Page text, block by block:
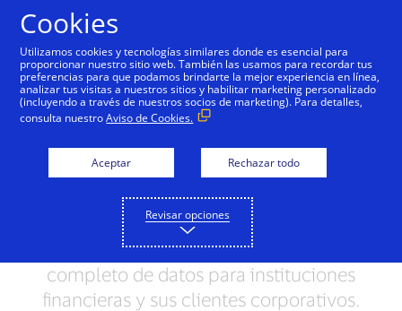
NOTAS DE PRENSA
Visa B2B Connect se
lanza mundialmente
La red de pagos transfronterizos de
negocio a negocio, primera en su tipo,
agiliza los pagos y brinda un conjunto
completo de datos para instituciones
financieras y sus clientes corporativos.
Cookies
Utilizamos cookies y tecnologías similares donde es esencial para
proporcionar nuestro sitio web. También las usamos para recordar tus
preferencias para que podamos brindarte la mejor experiencia en línea,
analizar tus visitas a nuestros sitios y habilitar marketing personalizado
(incluyendo a través de nuestros socios de marketing). Para detalles,
consulta nuestroAviso de Cookies.
Aceptar Rechazar todo
Revisar opciones